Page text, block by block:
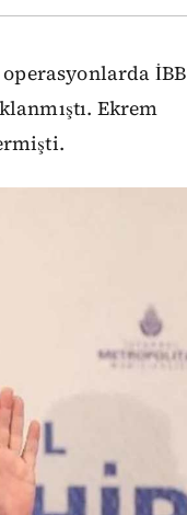
İBB
Ekrem